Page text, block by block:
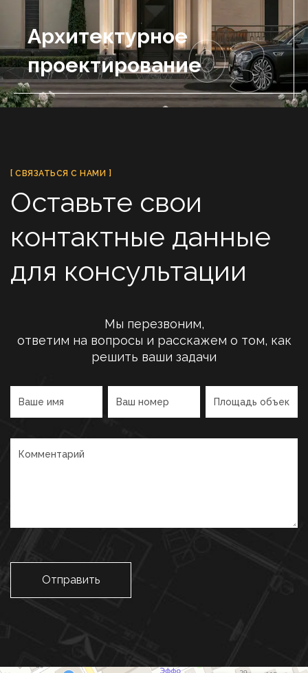
Архитектурное
проектирование03
[ СВЯЗАТЬСЯ С НАМИ ]
Оставьте свои
контактные данные
для консультации
Мы перезвоним,
ответим на вопросы и расскажем о том, как
решить ваши задачи